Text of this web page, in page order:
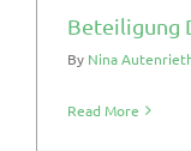
Beteiligung
By Nina
Read More